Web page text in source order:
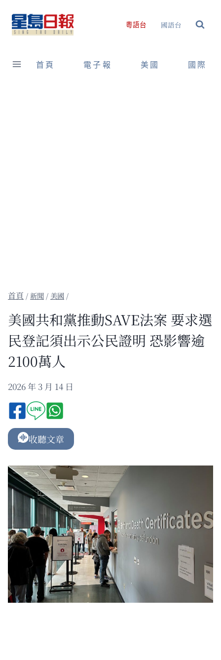
content
粵語台 國語台
首頁 電子報 美國 國際
/新聞 / 美國 /
美國共和黨推動SAVE法案 要求選
民登記須出示公民證明 恐影響逾
2100萬人
2026 年 3 月 14 日
收聽文章